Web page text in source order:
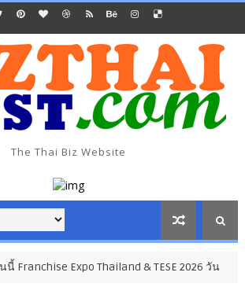
The Thai Biz Website
Expo Thailand & TESE 2026 วัน ธุรกิจ การค้